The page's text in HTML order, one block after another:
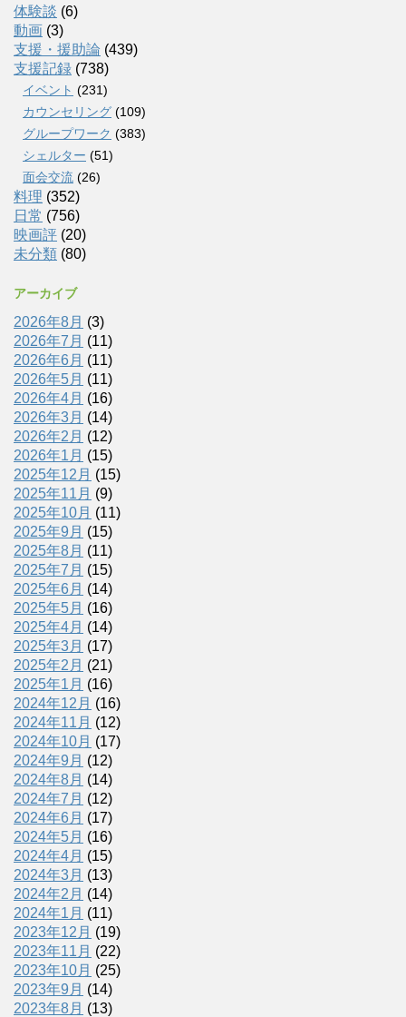
体験談 (6)
動画 (3)
支援・援助論 (439)
支援記録 (738)
イベント (231)
カウンセリング (109)
グループワーク (383)
シェルター (51)
面会交流 (26)
料理 (352)
日常 (756)
映画評 (20)
未分類 (80)
アーカイブ
2026年8月 (3)
2026年7月 (11)
2026年6月 (11)
2026年5月 (11)
2026年4月 (16)
2026年3月 (14)
2026年2月 (12)
2026年1月 (15)
2025年12月 (15)
2025年11月 (9)
2025年10月 (11)
2025年9月 (15)
2025年8月 (11)
2025年7月 (15)
2025年6月 (14)
2025年5月 (16)
2025年4月 (14)
2025年3月 (17)
2025年2月 (21)
2025年1月 (16)
2024年12月 (16)
2024年11月 (12)
2024年10月 (17)
2024年9月 (12)
2024年8月 (14)
2024年7月 (12)
2024年6月 (17)
2024年5月 (16)
2024年4月 (15)
2024年3月 (13)
2024年2月 (14)
2024年1月 (11)
2023年12月 (19)
2023年11月 (22)
2023年10月 (25)
2023年9月 (14)
2023年8月 (13)